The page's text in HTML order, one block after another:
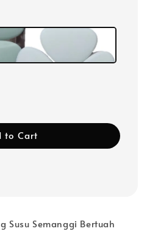
to Cart
Susu Semanggi Bertuah